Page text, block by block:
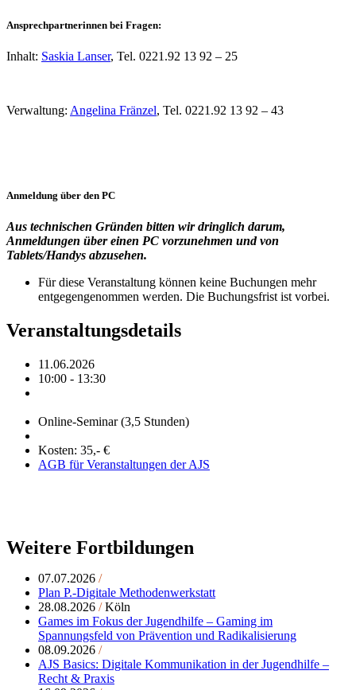
Ansprechpartnerinnen bei Fragen:
Inhalt: Saskia Lanser, Tel. 0221.92 13 92 – 25
Verwaltung: Angelina Fränzel, Tel. 0221.92 13 92 – 43
Anmeldung über den PC
Aus technischen Gründen bitten wir dringlich darum,
Anmeldungen über einen PC vorzunehmen und von
Tablets/Handys abzusehen.
Für diese Veranstaltung können keine Buchungen mehr
entgegengenommen werden. Die Buchungsfrist ist vorbei.
Veranstaltungsdetails
11.06.2026
10:00 - 13:30
Online-Seminar (3,5 Stunden)
Kosten: 35,- €
AGB für Veranstaltungen der AJS
Weitere Fortbildungen
07.07.2026 /
Plan P.-Digitale Methodenwerkstatt
28.08.2026 /Köln
Games im Fokus der Jugendhilfe – Gaming im
Spannungsfeld von Prävention und Radikalisierung
08.09.2026 /
AJS Basics: Digitale Kommunikation in der Jugendhilfe –
Recht & Praxis